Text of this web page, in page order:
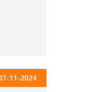
11-2024